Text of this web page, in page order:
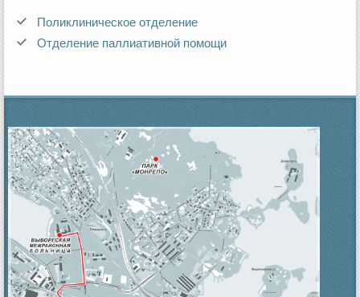
Поликлиническое отделение
Отделение паллиативной помощи